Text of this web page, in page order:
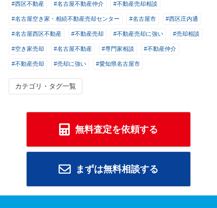
#西区不動産 #名古屋不動産仲介 #不動産売却相談
#名古屋空き家・相続不動産売却センター #名古屋市 #西区庄内通
#名古屋西区不動産 #不動産売却 #不動産売却に強い #売却相談
#空き家売却 #名古屋不動産 #専門家相談 #不動産仲介
#不動産売却 #売却に強い #愛知県名古屋市
カテゴリ・タグ一覧
無料査定を依頼する
まずは無料相談する